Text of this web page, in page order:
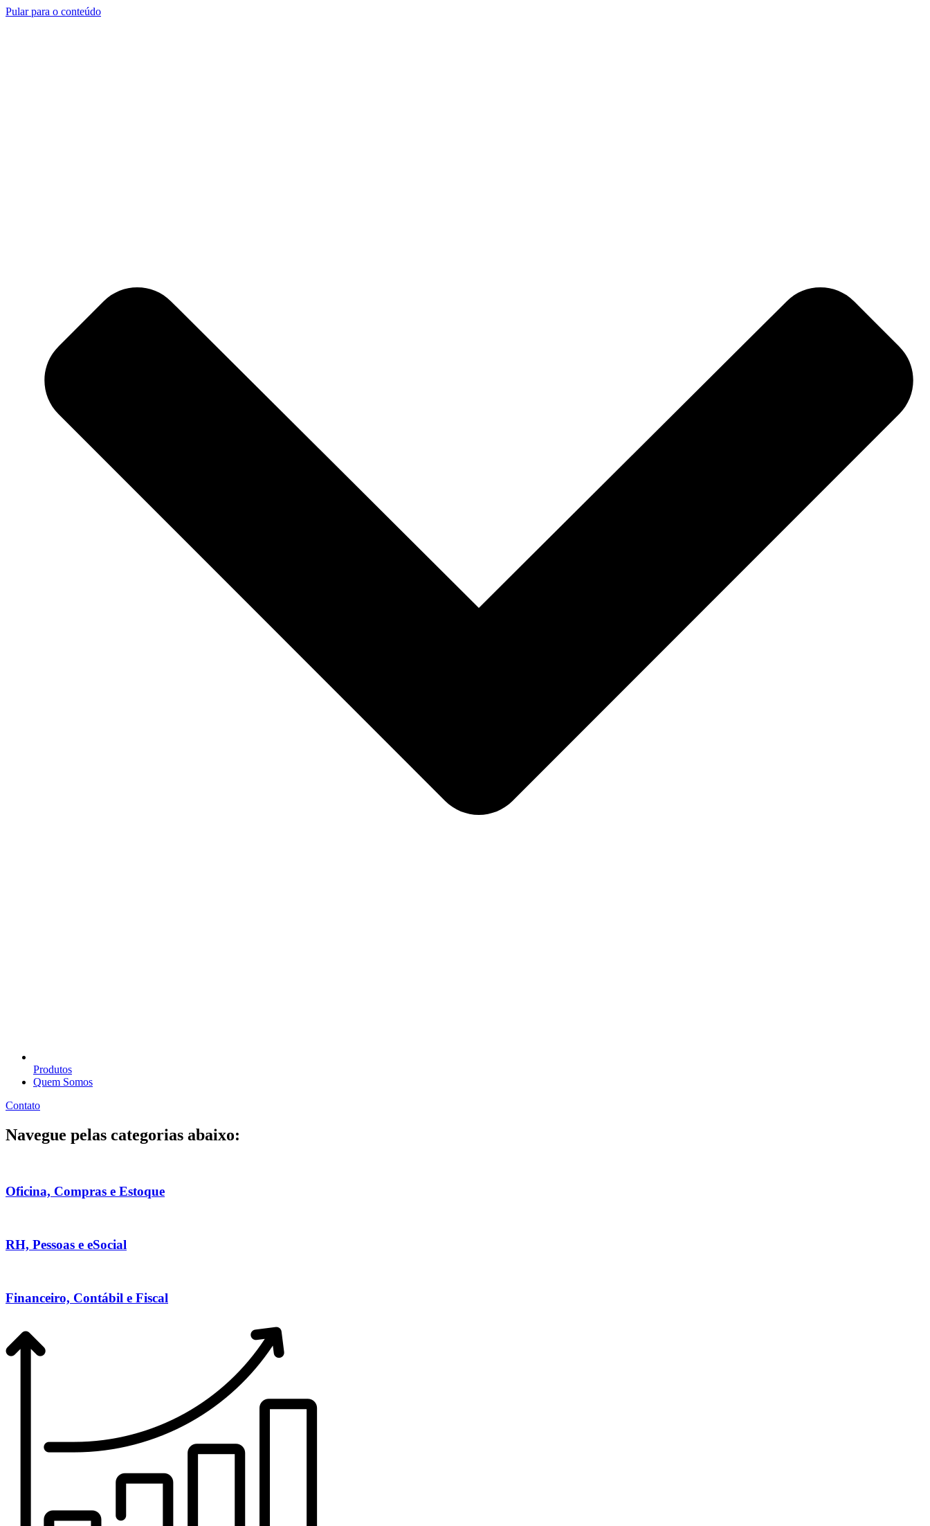
Pular para o conteúdo
Produtos
Quem Somos
Contato
Navegue pelas categorias abaixo:
Oficina, Compras e Estoque
RH, Pessoas e eSocial
Financeiro, Contábil e Fiscal